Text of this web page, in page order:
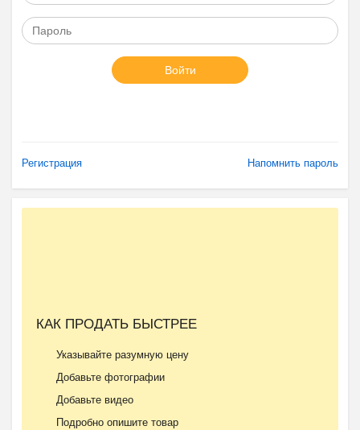
Войти
Регистрация Напомнить пароль
КАК ПРОДАТЬ БЫСТРЕЕ
Указывайте разумную цену
Добавьте фотографии
Добавьте видео
Подробно опишите товар